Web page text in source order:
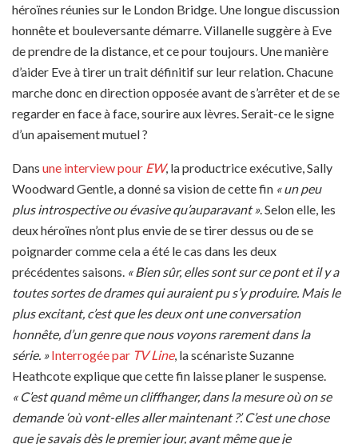
héroïnes réunies sur le London Bridge. Une longue discussion
honnête et bouleversante démarre. Villanelle suggère à Eve
de prendre de la distance, et ce pour toujours. Une manière
d’aider Eve à tirer un trait définitif sur leur relation. Chacune
marche donc en direction opposée avant de s’arrêter et de se
regarder en face à face, sourire aux lèvres. Serait-ce le signe
d’un apaisement mutuel ?
Dans une interview pour EW, la productrice exécutive, Sally
Woodward Gentle, a donné sa vision de cette fin « un peu
plus introspective ou évasive qu’auparavant ». Selon elle, les
deux héroïnes n’ont plus envie de se tirer dessus ou de se
poignarder comme cela a été le cas dans les deux
précédentes saisons. « Bien sûr, elles sont sur ce pont et il y a
toutes sortes de drames qui auraient pu s’y produire. Mais le
plus excitant, c’est que les deux ont une conversation
honnête, d’un genre que nous voyons rarement dans la
série. » Interrogée par TV Line, la scénariste Suzanne
Heathcote explique que cette fin laisse planer le suspense.
« C’est quand même un cliffhanger, dans la mesure où on se
demande ‘où vont-elles aller maintenant ?’. C’est une chose
que je savais dès le premier jour, avant même que je